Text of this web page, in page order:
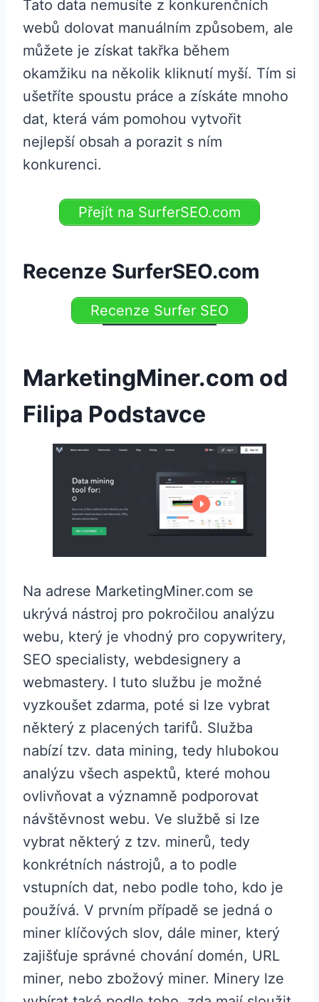
Tato data nemusíte z konkurenčních
webů dolovat manuálním způsobem, ale
můžete je získat takřka během
okamžiku na několik kliknutí myší. Tím si
ušetříte spoustu práce a získáte mnoho
dat, která vám pomohou vytvořit
nejlepší obsah a porazit s ním
konkurenci.
Přejít na SurferSEO.com
Recenze SurferSEO.com
Recenze Surfer SEO
MarketingMiner.com od
Filipa Podstavce
Na adrese MarketingMiner.com se
ukrývá nástroj pro pokročilou analýzu
webu, který je vhodný pro copywritery,
SEO specialisty, webdesignery a
webmastery. I tuto službu je možné
vyzkoušet zdarma, poté si lze vybrat
některý z placených tarifů. Služba
nabízí tzv. data mining, tedy hlubokou
analýzu všech aspektů, které mohou
ovlivňovat a významně podporovat
návštěvnost webu. Ve službě si lze
vybrat některý z tzv. minerů, tedy
konkrétních nástrojů, a to podle
vstupních dat, nebo podle toho, kdo je
používá. V prvním případě se jedná o
miner klíčových slov, dále miner, který
zajišťuje správné chování domén, URL
miner, nebo zbožový miner. Minery lze